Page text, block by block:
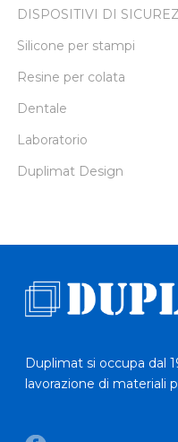
DISPOSITIVI DI
Silicone per stampi
Resine per colata
Dentale
Laboratorio
Duplimat Design
Duplimat si occupa dal
lavorazione di materiali